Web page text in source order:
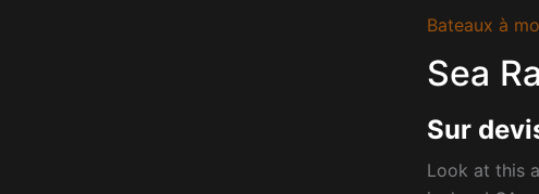
Bateaux à
Sea
Sur
Look at this